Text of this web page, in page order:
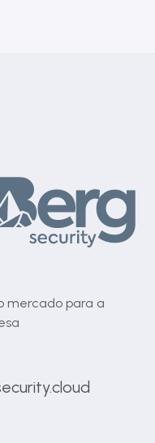
mercado para a